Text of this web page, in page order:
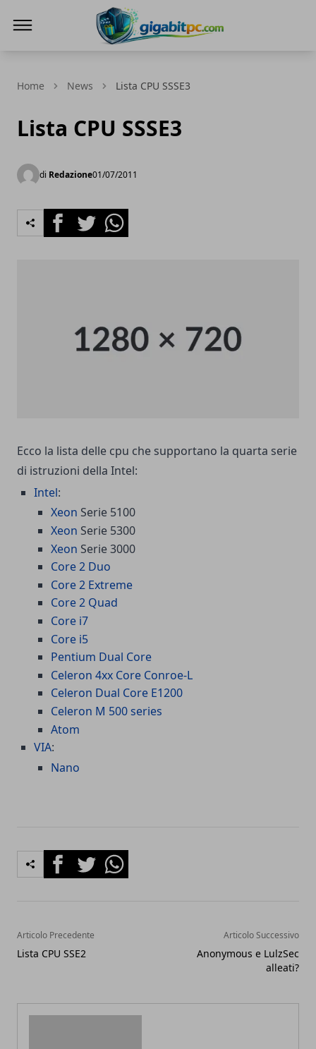
Home News Lista CPU SSSE3
Lista CPU SSSE3
di Redazione01/07/2011
FacebookTwitterWhatsapp
Ecco la lista delle cpu che supportano la quarta serie
di istruzioni della Intel:
Intel:
Xeon Serie 5100
Xeon Serie 5300
Xeon Serie 3000
Core 2 Duo
Core 2 Extreme
Core 2 Quad
Core i7
Core i5
Pentium Dual Core
Celeron 4xx Core Conroe-L
Celeron Dual Core E1200
Celeron M 500 series
Atom
VIA:
Nano
FacebookTwitterWhatsapp
Articolo Precedente
Lista CPU SSE2
Articolo Successivo
Anonymous e LulzSec
alleati?